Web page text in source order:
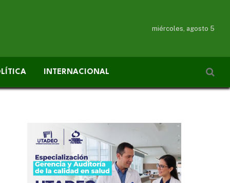
miércoles, agosto 5
INTERNACIONAL